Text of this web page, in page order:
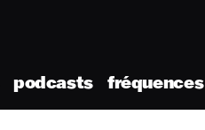
podcasts fréquences